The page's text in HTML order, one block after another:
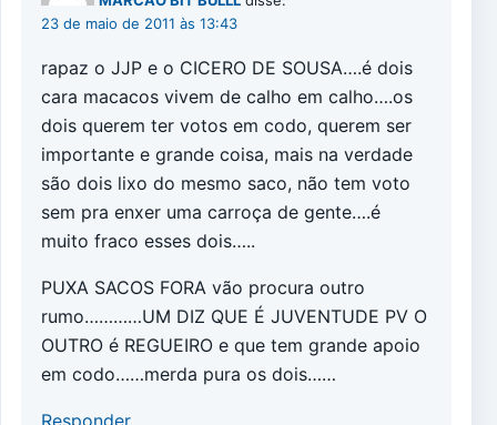
23 de maio de 2011 às 13:43
rapaz o JJP e o CICERO DE SOUSA….é dois
cara macacos vivem de calho em calho….os
dois querem ter votos em codo, querem ser
importante e grande coisa, mais na verdade
são dois lixo do mesmo saco, não tem voto
sem pra enxer uma carroça de gente….é
muito fraco esses dois…..
PUXA SACOS FORA vão procura outro
rumo…………UM DIZ QUE É JUVENTUDE PV O
OUTRO é REGUEIRO e que tem grande apoio
em codo……merda pura os dois……